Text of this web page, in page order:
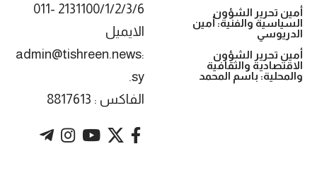
أمين تحرير الشؤون
السياسية والفنية: أمين
الدريوسي
أمين تحرير الشؤون
الاقتصادية والثقافية
والمحلية: باسم المحمد
2131100/1/2/3/6 -011
الايميل
:admin@tishreen.news
.sy
الفاكس : 8817613